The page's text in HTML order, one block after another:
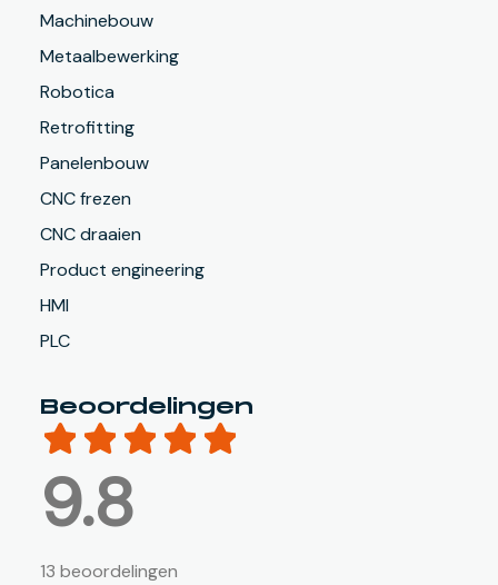
Machinebouw
Metaalbewerking
Robotica
Retrofitting
Panelenbouw
CNC frezen
CNC draaien
Product engineering
HMI
PLC
Beoordelingen
9.8
13 beoordelingen